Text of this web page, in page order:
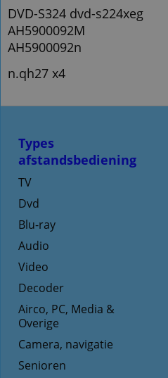
DVD-S324 dvd-s224xeg
AH5900092M
AH5900092n
n.qh27 x4
Types
afstandsbediening
TV
Dvd
Blu-ray
Audio
Video
Decoder
Airco, PC, Media &
Overige
Camera, navigatie
Senioren